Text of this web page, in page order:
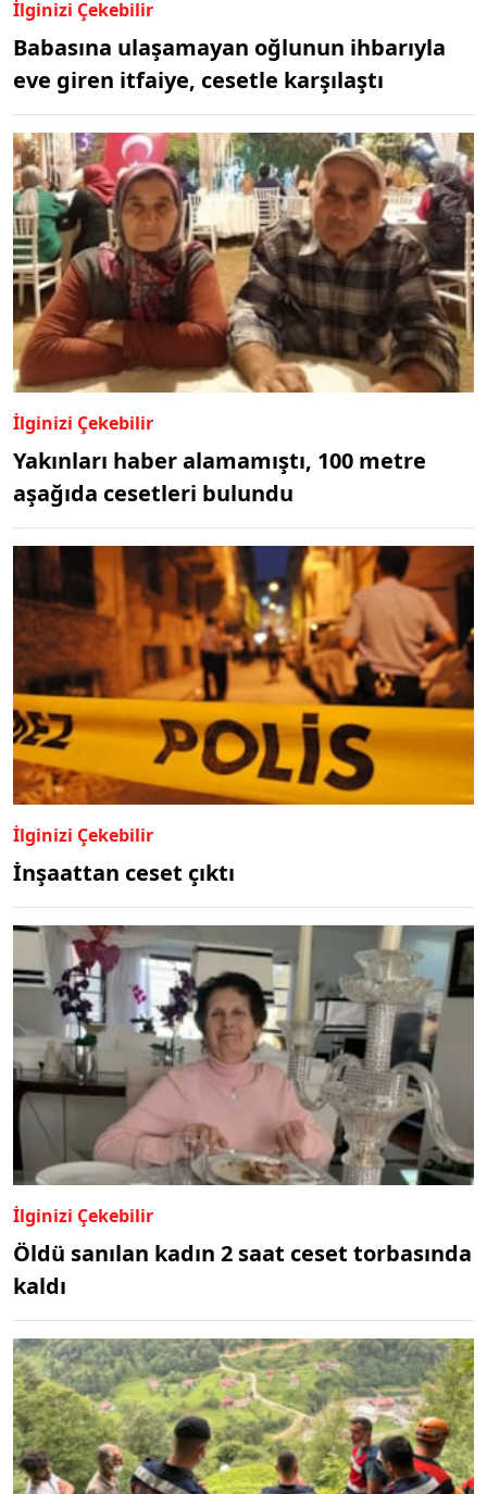
İlginizi Çekebilir
Babasına ulaşamayan oğlunun ihbarıyla
eve giren itfaiye, cesetle karşılaştı
İlginizi Çekebilir
Yakınları haber alamamıştı, 100 metre
aşağıda cesetleri bulundu
İlginizi Çekebilir
İnşaattan ceset çıktı
İlginizi Çekebilir
Öldü sanılan kadın 2 saat ceset torbasında
kaldı